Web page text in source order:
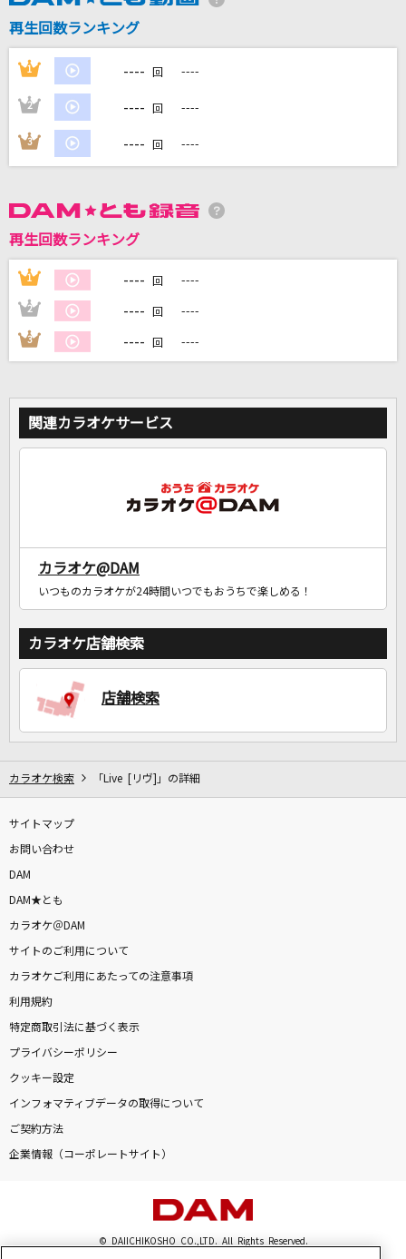
Mr.Children
[生音]青春コンプレックス
結束バンド
からくりピエロ
40mP feat.初音ミク
DREAMS COME TRUE
[生音]Sign
Mr.Children
DAMに会員登録・ログインして
カラオケをもっと楽しもう！
自宅でカラオケ歌い放題！
家族や友達と一緒に！練習にも！
再生回数ランキング
1 ---- 回 ----
2 ---- 回 ----
3 ---- 回 ----
再生回数ランキング
1 ---- 回 ----
2 ---- 回 ----
3 ---- 回 ----
関連カラオケサービス
カラオケ@DAM
いつものカラオケが24時間いつでもおうちで楽しめる！
カラオケ店舗検索
店舗検索
カラオケ検索 「Live [リヴ]」の詳細
サイトマップ
お問い合わせ
DAM
DAM★とも
カラオケ＠DAM
サイトのご利用について
カラオケご利用にあたっての注意事項
利用規約
特定商取引法に基づく表示
プライバシーポリシー
クッキー設定
インフォマティブデータの取得について
ご契約方法
企業情報（コーポレートサイト）
© DAIICHIKOSHO CO.,LTD. All Rights Reserved.